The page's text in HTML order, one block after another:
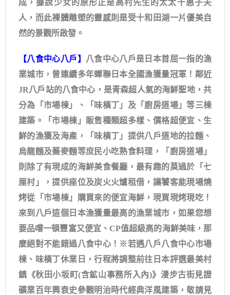
成，據說少女的原形正是高村先生的太太千惠子夫
人，而此裸體雕塑的靈感則是受十和田湖一片優美自
然的景觀所啟發。
【八食中心八戶】
八食中心八戶是日本首屈一指的漁
業城市，曾連續多年蟬聯日本全國漁獲量冠軍！鄰近
JR八戶站的八食中心，是青森超人氣的海鮮聖地，共
分為「市場棟」、「味橫丁」及「廚房道場」等三棟
建築。「市場棟」販售種類超多樣、價格超便宜、生
鮮的漁獲及海產，「味橫丁」提供八戶道地的拉麵、
烏龍麵及蕎麥麵等庶民小吃熟食料理，「廚房道場」
則除了有現成的海鮮美食餐廳，最有趣的莫過於「七
厘村」，提供座位及炭火火爐租借，讓饕客能現場燒
烤從「市場棟」購買來的便宜海鮮，現買現烤現吃！
來到八戶這個日本漁獲量最高的漁業城市，如果您想
要品嚐一頓豐富又便宜、CP值超級高的海鮮美味，那
麼絕對不能錯過八食中心！※若遇八戶八食中心市場
棟、味橫丁休業日，行程將調整前往日本評選最美村
鎮《秋田小坂町(含鉱山事務所入內)》漫步古街見證
礦業百年興衰史參觀明治時代經典洋風建築，敬請見